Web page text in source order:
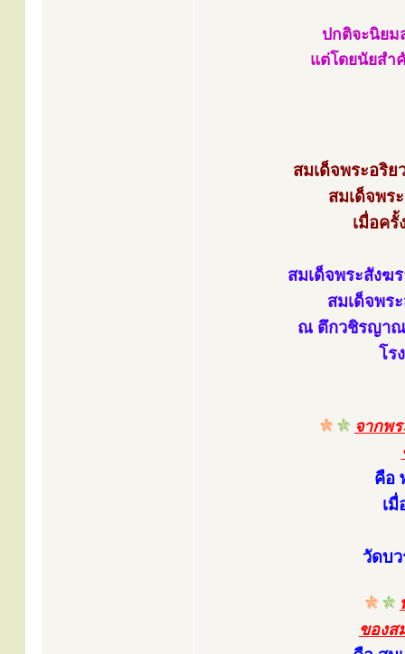
ปกติจะนิยม
แต่โดยนัยสำ
สมเด็จพระอริ
สมเด็จพร
เมื่อค
สมเด็จพระสังฆ
สมเด็จพร
ณ ตึกวชิรญาณ
โร
จากพ
คือ
เ
วัดบว
ของส